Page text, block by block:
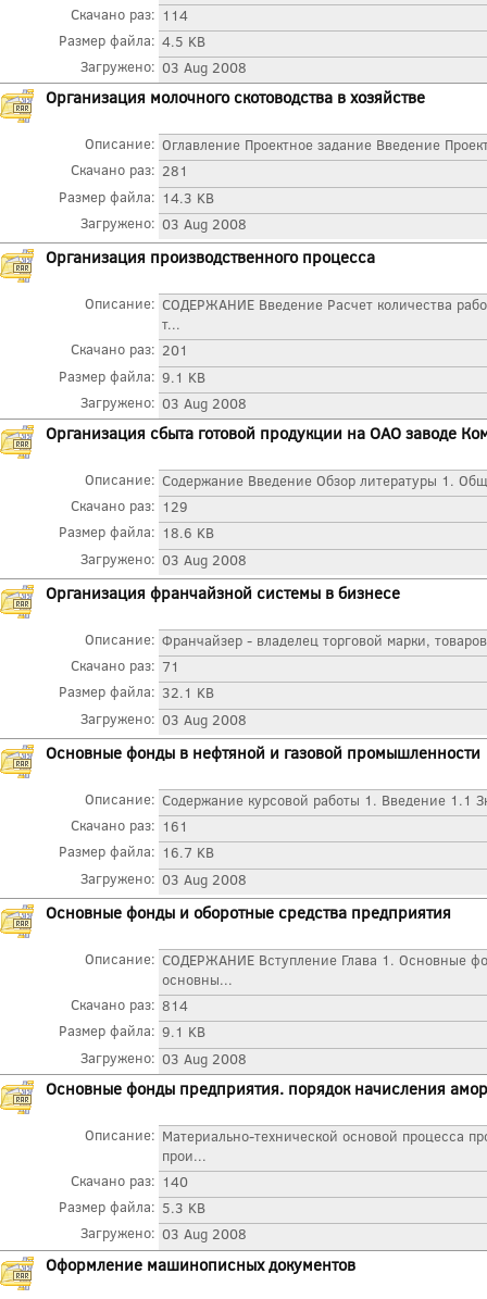
Скачано раз: 114
Размер файла: 4.5 KB
Загружено: 03 Aug 2008
Организация молочного скотоводства в хозяйстве
Описание: Оглавление Проектное задание Введение
Скачано раз: 281
Размер файла: 14.3 KB
Загружено: 03 Aug 2008
Организация производственного процесса
Описание: СОДЕРЖАНИЕ Введение Расчет количества
т...
Скачано раз: 201
Размер файла: 9.1 KB
Загружено: 03 Aug 2008
Организация сбыта готовой продукции на ОАО заводе
Описание: Содержание Введение Обзор литературы 1.
Скачано раз: 129
Размер файла: 18.6 KB
Загружено: 03 Aug 2008
Организация франчайзной системы в бизнесе
Описание: Франчайзер - владелец торговой марки,
Скачано раз: 71
Размер файла: 32.1 KB
Загружено: 03 Aug 2008
Основные фонды в нефтяной и газовой промышленности
Описание: Содержание курсовой работы 1. Введение 1.1
Скачано раз: 161
Размер файла: 16.7 KB
Загружено: 03 Aug 2008
Основные фонды и оборотные средства предприятия
Описание: СОДЕРЖАНИЕ Вступление Глава 1. Основные
основны...
Скачано раз: 814
Размер файла: 9.1 KB
Загружено: 03 Aug 2008
Основные фонды предприятия. порядок начисления
Описание: Материально-технической основой процесса
прои...
Скачано раз: 140
Размер файла: 5.3 KB
Загружено: 03 Aug 2008
Оформление машинописных документов